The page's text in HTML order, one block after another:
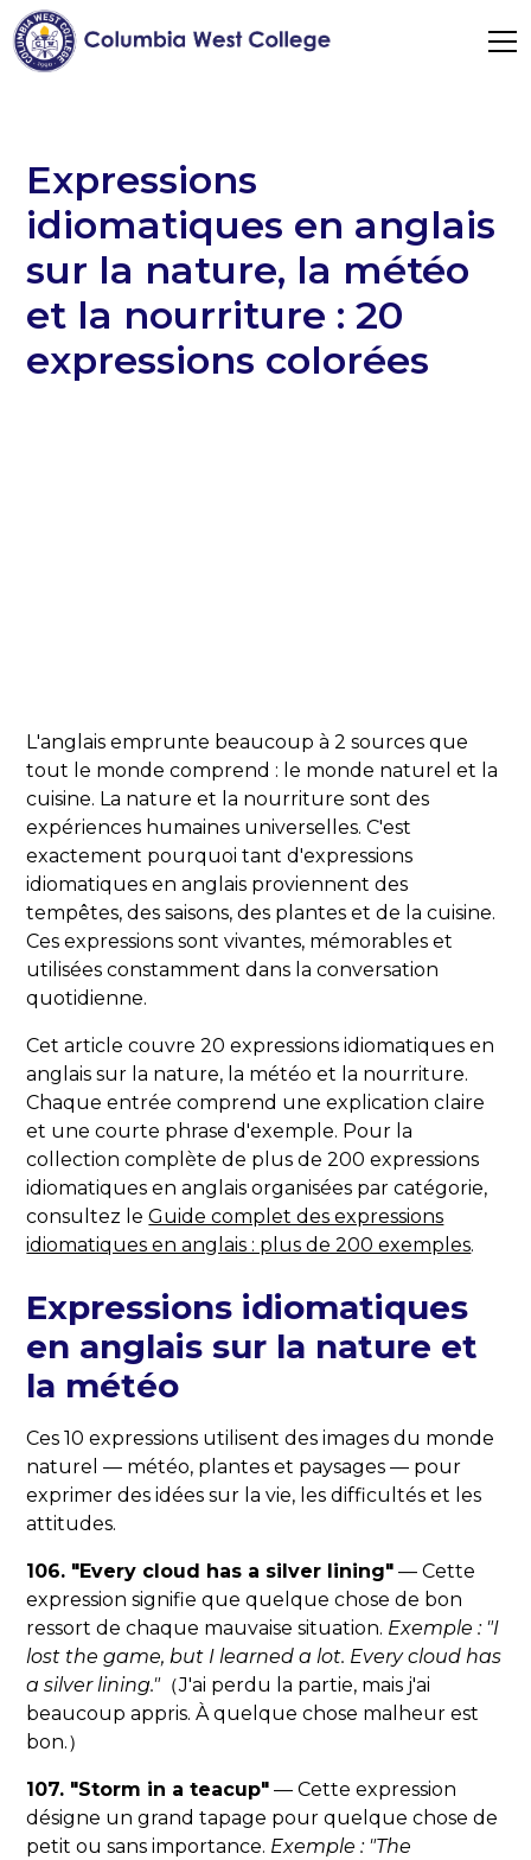
Expressions
idiomatiques en anglais
sur la nature, la météo
et la nourriture : 20
expressions colorées
L'anglais emprunte beaucoup à 2 sources que
tout le monde comprend : le monde naturel et la
cuisine. La nature et la nourriture sont des
expériences humaines universelles. C'est
exactement pourquoi tant d'expressions
idiomatiques en anglais proviennent des
tempêtes, des saisons, des plantes et de la cuisine.
Ces expressions sont vivantes, mémorables et
utilisées constamment dans la conversation
quotidienne.
Cet article couvre 20 expressions idiomatiques en
anglais sur la nature, la météo et la nourriture.
Chaque entrée comprend une explication claire
et une courte phrase d'exemple. Pour la
collection complète de plus de 200 expressions
idiomatiques en anglais organisées par catégorie,
consultez leGuide complet des expressions
idiomatiques en anglais : plus de 200 exemples.
Expressions idiomatiques
en anglais sur la nature et
la météo
Ces 10 expressions utilisent des images du monde
naturel — météo, plantes et paysages — pour
exprimer des idées sur la vie, les difficultés et les
attitudes.
106. "Every cloud has a silver lining" — Cette
expression signifie que quelque chose de bon
ressort de chaque mauvaise situation. Exemple : "I
lost the game, but I learned a lot. Every cloud has
a silver lining."（J'ai perdu la partie, mais j'ai
beaucoup appris. À quelque chose malheur est
bon.）
107. "Storm in a teacup" — Cette expression
désigne un grand tapage pour quelque chose de
petit ou sans importance. Exemple : "The